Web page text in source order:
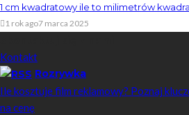
1 cm kwadratowy ile to milimetrów
1 rok ago7 marca 2025
Kontakt
Rozrywka
Ile kosztuje film reklamowy? Poznaj
na cenę